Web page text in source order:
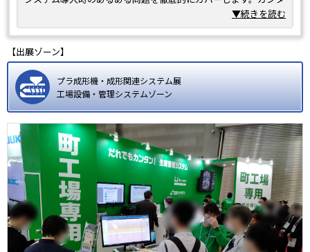
ン・シンプルな機能で、町工場の“初めてのDX”をサポートしま
す！
▼続きを読む
【出展ゾーン】
プラ成形機・成形関連システム展
工場設備・管理システムゾーン